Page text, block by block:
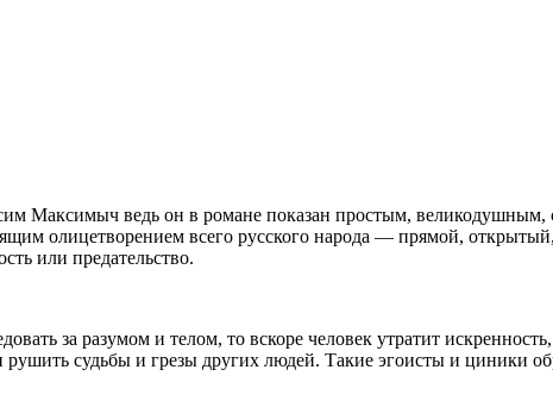
Максимыч ведь он в романе показан простым,
олицетворением всего русского народа — прямой,
или предательство.
за разумом и телом, то вскоре человек утратит
судьбы и грезы других людей. Такие эгоисты и циники